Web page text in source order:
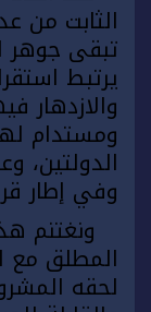
الثابت من
تبقى جوهر
يرتبط
والازدهار
ومستدام
وفي إطار
ونغتنم
المطلق مع
لحقه